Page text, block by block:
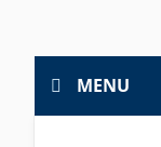
MENU